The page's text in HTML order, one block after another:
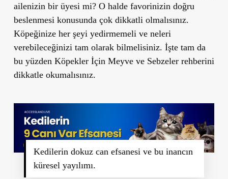
ailenizin bir üyesi mi? O halde favorinizin doğru
beslenmesi konusunda çok dikkatli olmalısınız.
Köpeğinize her şeyi yedirmemeli ve neleri
verebileceğinizi tam olarak bilmelisiniz. İşte tam da
bu yüzden Köpekler İçin Meyve ve Sebzelerrehberini
dikkatle okumalısınız.
Kedilerin dokuz can efsanesi ve bu inancın
küresel yayılımı.